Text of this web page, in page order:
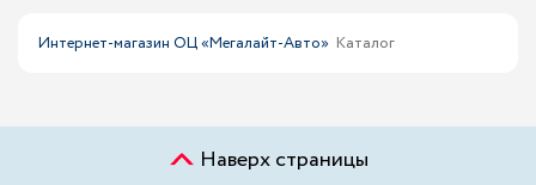
Интернет-магазин ОЦ «Мегалайт-Авто» Каталог
Наверх страницы